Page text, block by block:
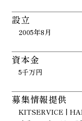
設立
2005年8月
資本金
5千万円
募集情報提供
KITSERVICE |